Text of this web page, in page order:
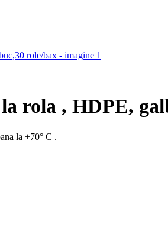
rola , HDPE,
la +70° C .